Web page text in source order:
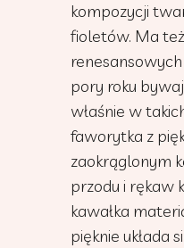
kompozycji
fioletów. Ma
pory roku
właśnie w
faworytka z
zaokrąglonym
przodu i rękaw
kawałka
pięknie układa